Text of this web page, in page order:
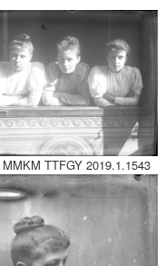
TTFGY 2019.1.1543